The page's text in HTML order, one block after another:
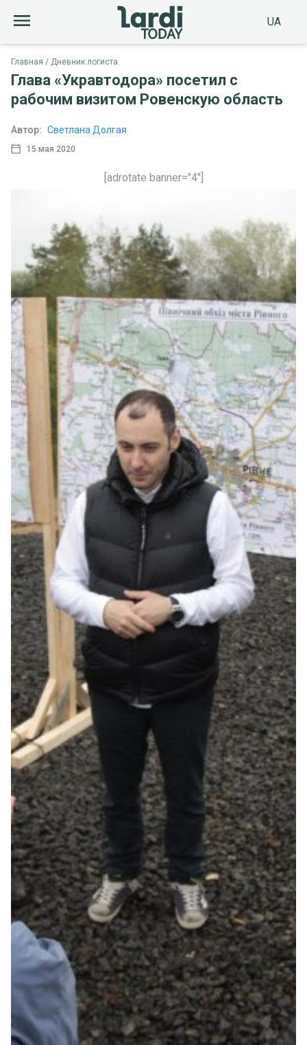
UA
Главная Дневник логиста
Глава «Укравтодора» посетил с
рабочим визитом Ровенскую область
15 мая 2020
Автор: Светлана Долгая
[adrotate banner="4"]